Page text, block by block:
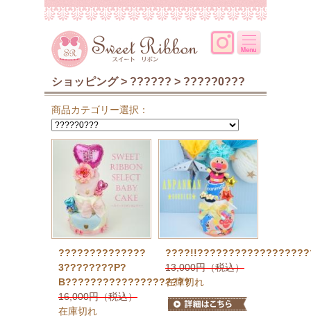
ショッピング > ?????? > ?????0???
商品カテゴリー選択：
??????????????
3????????P?
B????????????????????
16,000円（税込）
在庫切れ
13,000円（税込）
在庫切れ